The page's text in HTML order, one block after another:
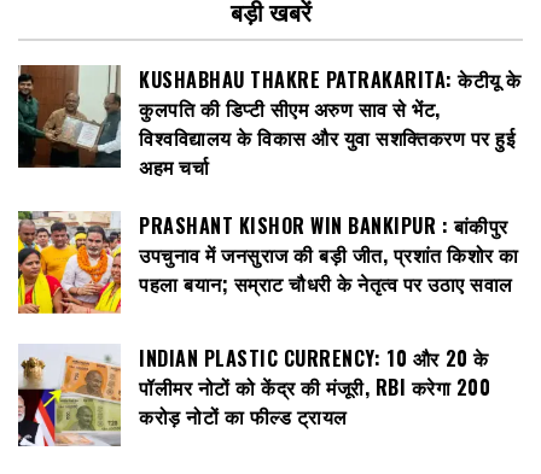
बड़ी खबरें
KUSHABHAU THAKRE PATRAKARITA: केटीयू के
कुलपति की डिप्टी सीएम अरुण साव से भेंट,
विश्वविद्यालय के विकास और युवा सशक्तिकरण पर हुई
अहम चर्चा
PRASHANT KISHOR WIN BANKIPUR : बांकीपुर
उपचुनाव में जनसुराज की बड़ी जीत, प्रशांत किशोर का
पहला बयान; सम्राट चौधरी के नेतृत्व पर उठाए सवाल
INDIAN PLASTIC CURRENCY: ₹10 और ₹20 के
पॉलीमर नोटों को केंद्र की मंजूरी, RBI करेगा 200
करोड़ नोटों का फील्ड ट्रायल